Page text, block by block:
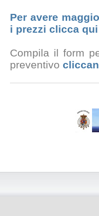
Per avere
i prezzi clicca qui
Compila il form
preventivo